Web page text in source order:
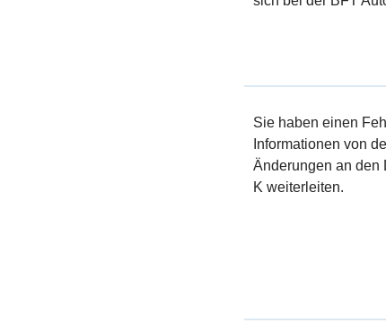
Sie haben einen
Informationen von
Änderungen an den
K weiterleiten.